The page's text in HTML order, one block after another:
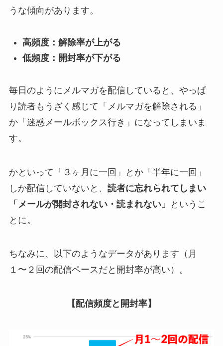
うな傾向があります。
高頻度：解除率が上がる
低頻度：開封率が下がる
毎日のようにメルマガを配信していると、やっぱ
り読者もうざく感じて「メルマガを解除される」
か「迷惑メールボックス行き」になってしまいま
す。
かといって「３ヶ月に一回」とか「半年に一回」
しか配信していないと、 読者に忘れられてしまい
「メールが開封されない・読まれない」
というこ
とに。
ちなみに、以下のようなデータがあります（月
１〜２回の配信ペースだと開封率が高い）。
【配信頻度と開封率】